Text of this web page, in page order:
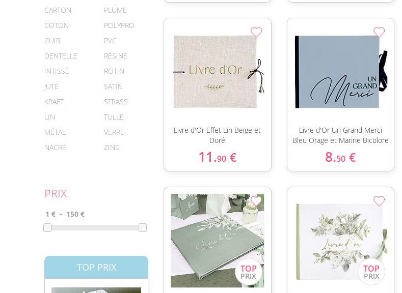
CARTON
COTON
CUIR
DENTELLE
INTISSÉ
JUTE
KRAFT
LIN
MÉTAL
NACRE
PLUME
POLYPRO
PVC
RÉSINE
ROTIN
SATIN
STRASS
TULLE
VERRE
ZINC
PRIX
TOP PRIX
Livre d'Or Effet Lin Beige et
Doré
11.90 €
Livre d'Or Un Grand Merci
Bleu Orage et Marine Bicolore
8.50 €